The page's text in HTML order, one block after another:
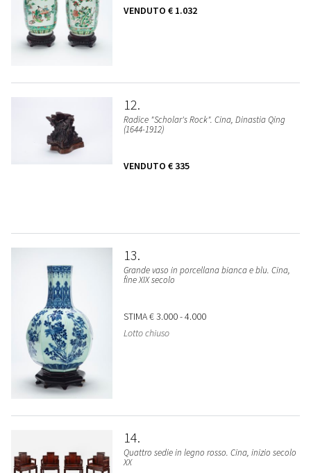
VENDUTO € 1.032
12
Radice "Scholar's Rock". Cina, Dinastia Qing
(1644-1912)
VENDUTO € 335
13
Grande vaso in porcellana bianca e blu. Cina,
fine XIX secolo
STIMA€ 3.000 - 4.000
Lotto chiuso
14
Quattro sedie in legno rosso. Cina, inizio secolo
XX